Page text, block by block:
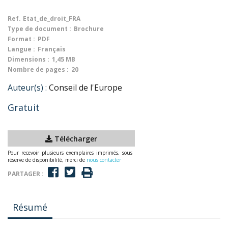
Ref. Etat_de_droit_FRA
Type de document : Brochure
Format : PDF
Langue : Français
Dimensions : 1,45 MB
Nombre de pages : 20
Auteur(s) : Conseil de l'Europe
Gratuit
Télécharger
Pour recevoir plusieurs exemplaires imprimés, sous
réserve de disponibilité, merci de nous contacter
PARTAGER :
Résumé